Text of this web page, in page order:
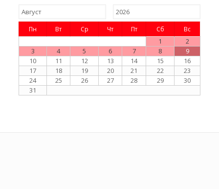
Пн Вт Ср Чт Пт Сб Вс
1
2
3
4 5 6 7 8
9
10
11 12 13 14 15
16
17
18 19 20 21 22
23
24
25 26 27 28 29
30
31